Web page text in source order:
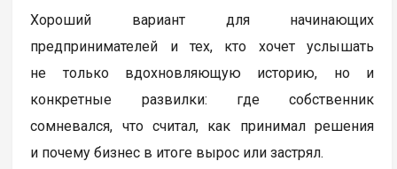
Хороший вариант для начинающих
предпринимателей и тех, кто хочет услышать
не только вдохновляющую историю, но и
конкретные развилки: где собственник
сомневался, что считал, как принимал решения
и почему бизнес в итоге вырос или застрял.